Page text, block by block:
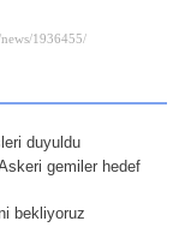
duyuldu
gemiler hedef
bekliyoruz